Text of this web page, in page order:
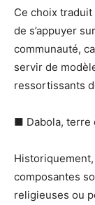
Ce choix
de s’appuyer
communauté,
servir de
ressortissants
■ Dabola, terre
composantes
religieuses ou